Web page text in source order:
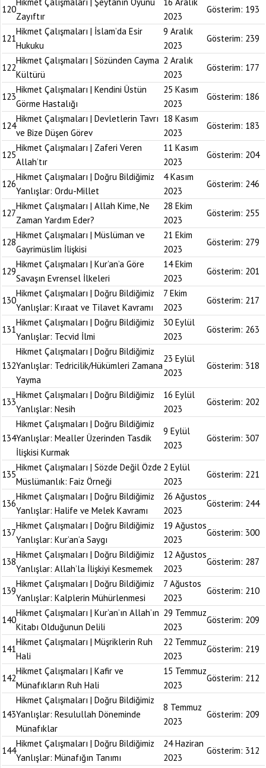
120
Zayıftır
2023
Gösterim: 193
121
Hikmet Çalışmaları | İslam’da Esir
Hukuku
9 Aralık
2023
Gösterim: 239
122
Hikmet Çalışmaları | Sözünden Cayma
Kültürü
2 Aralık
2023
Gösterim: 177
123
Hikmet Çalışmaları | Kendini Üstün
Görme Hastalığı
25 Kasım
2023
Gösterim: 186
124
Hikmet Çalışmaları | Devletlerin Tavrı
ve Bize Düşen Görev
18 Kasım
2023
Gösterim: 183
125
Hikmet Çalışmaları | Zaferi Veren
Allah’tır
11 Kasım
2023
Gösterim: 204
126
Hikmet Çalışmaları | Doğru Bildiğimiz
Yanlışlar: Ordu-Millet
4 Kasım
2023
Gösterim: 246
127
Hikmet Çalışmaları | Allah Kime, Ne
Zaman Yardım Eder?
28 Ekim
2023
Gösterim: 255
128
Hikmet Çalışmaları | Müslüman ve
Gayrimüslim İlişkisi
21 Ekim
2023
Gösterim: 279
129
Hikmet Çalışmaları | Kur’an’a Göre
Savaşın Evrensel İlkeleri
14 Ekim
2023
Gösterim: 201
130
Hikmet Çalışmaları | Doğru Bildiğimiz
Yanlışlar: Kıraat ve Tilavet Kavramı
7 Ekim
2023
Gösterim: 217
131
Hikmet Çalışmaları | Doğru Bildiğimiz
Yanlışlar: Tecvid İlmi
30 Eylül
2023
Gösterim: 263
132
Hikmet Çalışmaları | Doğru Bildiğimiz
Yanlışlar: Tedricilik/Hükümleri Zamana
Yayma
23 Eylül
2023
Gösterim: 318
133
Hikmet Çalışmaları | Doğru Bildiğimiz
Yanlışlar: Nesih
16 Eylül
2023
Gösterim: 202
134
Hikmet Çalışmaları | Doğru Bildiğimiz
Yanlışlar: Mealler Üzerinden Tasdik
İlişkisi Kurmak
9 Eylül
2023
Gösterim: 307
135
Hikmet Çalışmaları | Sözde Değil Özde
Müslümanlık: Faiz Örneği
2 Eylül
2023
Gösterim: 221
136
Hikmet Çalışmaları | Doğru Bildiğimiz
Yanlışlar: Halife ve Melek Kavramı
26 Ağustos
2023
Gösterim: 244
137
Hikmet Çalışmaları | Doğru Bildiğimiz
Yanlışlar: Kur’an’a Saygı
19 Ağustos
2023
Gösterim: 300
138
Hikmet Çalışmaları | Doğru Bildiğimiz
Yanlışlar: Allah’la İlişkiyi Kesmemek
12 Ağustos
2023
Gösterim: 287
139
Hikmet Çalışmaları | Doğru Bildiğimiz
Yanlışlar: Kalplerin Mühürlenmesi
7 Ağustos
2023
Gösterim: 210
140
Hikmet Çalışmaları | Kur’an’ın Allah’ın
Kitabı Olduğunun Delili
29 Temmuz
2023
Gösterim: 209
141
Hikmet Çalışmaları | Müşriklerin Ruh
Hali
22 Temmuz
2023
Gösterim: 219
142
Hikmet Çalışmaları | Kafir ve
Münafıkların Ruh Hali
15 Temmuz
2023
Gösterim: 212
143
Hikmet Çalışmaları | Doğru Bildiğimiz
Yanlışlar: Resulullah Döneminde
Münafıklar
8 Temmuz
2023
Gösterim: 209
144
Hikmet Çalışmaları | Doğru Bildiğimiz
Yanlışlar: Münafığın Tanımı
24 Haziran
2023
Gösterim: 312